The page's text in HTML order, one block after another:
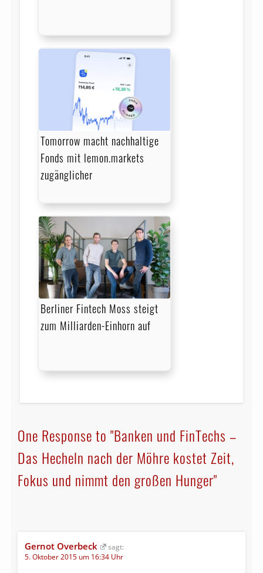
Tomorrow macht nachhaltige
Fonds mit lemon.markets
zugänglicher
Berliner Fintech Moss steigt
zum Milliarden-Einhorn auf
One Response to "Banken und FinTechs –
Das Hecheln nach der Möhre kostet Zeit,
Fokus und nimmt den großen Hunger"
Gernot Overbeck
sagt:
5. Oktober 2015 um 16:34 Uhr